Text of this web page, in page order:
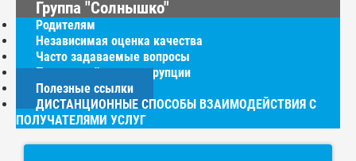
Группа "Солнышко"
Родителям
Независимая оценка качества
Часто задаваемые вопросы
Противодействие коррупции
Полезные ссылки
ДИСТАНЦИОННЫЕ СПОСОБЫ ВЗАИМОДЕЙСТВИЯ С
ПОЛУЧАТЕЛЯМИ УСЛУГ